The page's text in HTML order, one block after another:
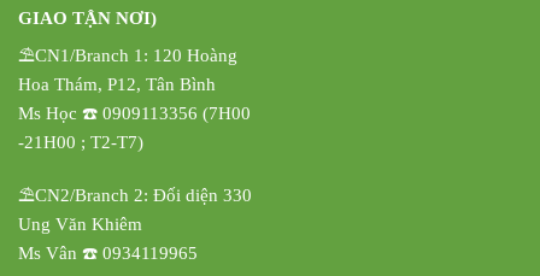
GIAO TẬN NƠI)
⛱️CN1/Branch 1: 120 Hoàng
Hoa Thám, P12, Tân Bình
Ms Học ☎️ 0909113356 (7H00
-21H00 ; T2-T7)
⛱️CN2/Branch 2: Đối diện 330
Ung Văn Khiêm
Ms Vân ☎️ 0934119965